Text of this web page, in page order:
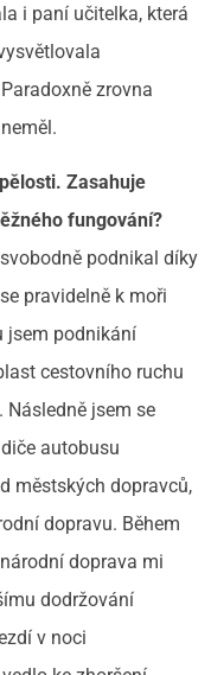
i paní učitelka, která
zrovna
Zasahuje
fungování?
podnikal díky
pravidelně k moři
jsem podnikání
cestovního ruchu
Následně jsem se
autobusu
městských dopravců,
dopravu. Během
doprava mi
dodržování
v noci